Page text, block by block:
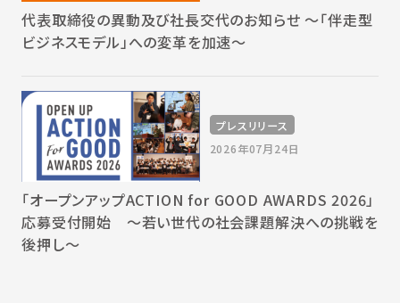
代表取締役の異動及び社長交代のお知らせ 〜「伴走型
ビジネスモデル」への変革を加速〜
プレスリリース
2026年07月24日
「オープンアップACTION for GOOD AWARDS 2026」
応募受付開始 〜若い世代の社会課題解決への挑戦を
後押し〜